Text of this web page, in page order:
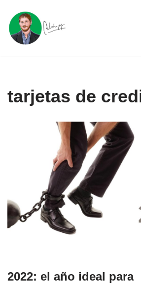
Ir
al
tarjetas de
2022: el año ideal para